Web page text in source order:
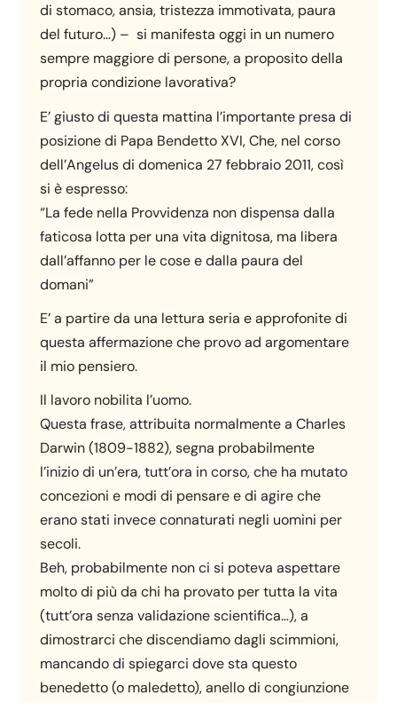
di stomaco, ansia, tristezza immotivata, paura
del futuro…) – si manifesta oggi in un numero
sempre maggiore di persone, a proposito della
propria condizione lavorativa?
E’ giusto di questa mattina l’importante presa di
posizione di Papa Bendetto XVI, Che, nel corso
dell’Angelus di domenica 27 febbraio 2011, così
si è espresso:
“La fede nella Provvidenza non dispensa dalla
faticosa lotta per una vita dignitosa, ma libera
dall’affanno per le cose e dalla paura del
domani”
E’ a partire da una lettura seria e approfonite di
questa affermazione che provo ad argomentare
il mio pensiero.
Il lavoro nobilita l’uomo.
Questa frase, attribuita normalmente a Charles
Darwin (1809-1882), segna probabilmente
l’inizio di un’era, tutt’ora in corso, che ha mutato
concezioni e modi di pensare e di agire che
erano stati invece connaturati negli uomini per
secoli.
Beh, probabilmente non ci si poteva aspettare
molto di più da chi ha provato per tutta la vita
(tutt’ora senza validazione scientifica…), a
dimostrarci che discendiamo dagli scimmioni,
mancando di spiegarci dove sta questo
benedetto (o maledetto), anello di congiunzione